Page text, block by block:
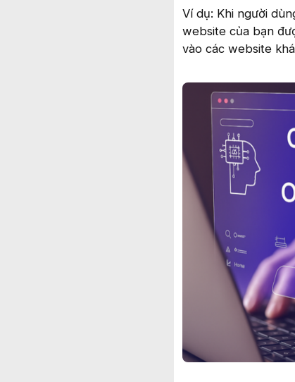
Ví dụ: Khi người
website của bạn
vào các website